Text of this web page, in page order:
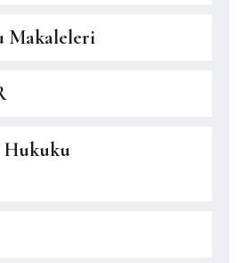
Makaleleri
Hukuku